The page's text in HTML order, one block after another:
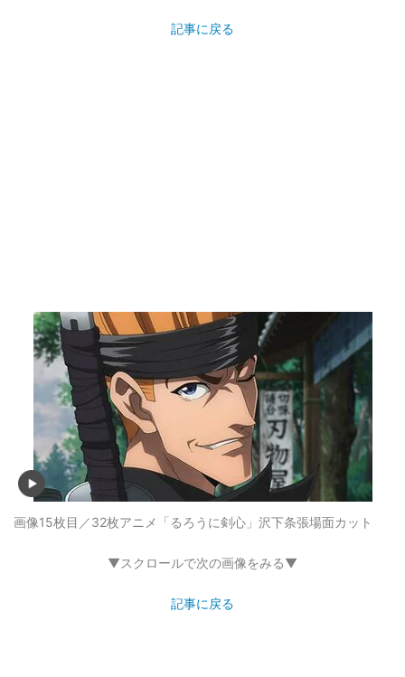
記事に戻る
画像15枚目／32枚アニメ「るろうに剣心」沢下条張場面カット
▼スクロールで次の画像をみる▼
記事に戻る